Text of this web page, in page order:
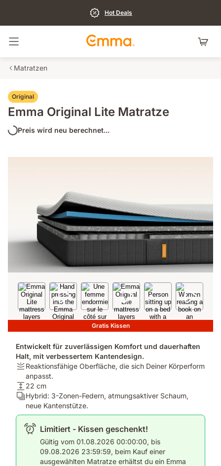
Hot Deals
Navigation umschalten
Matratzen
Original
Emma Original Lite Matratze
Preis wird neu berechnet...
Gratis Kissen
Entwickelt für zuverlässigen Komfort und dauerhaften
Halt, mit verbessertem Kantendesign.
Firmness:
Reaktionsfähige
Oberfläche,
die
sich
Deiner
Körperform
anpasst.
Reaktionsfähige Oberfläche, die sich Deiner Körperform
anpasst.
Matratzenhöhe:
22
22 cm
Ergonomie/Zonen:
Hybrid:
3-
Zonen-
Federn,
atmungsaktiver
Schaum,
Hybrid: 3-Zonen-Federn, atmungsaktiver Schaum,
neue Kantenstütze.
Limitiert - Kissen geschenkt!
Gültig vom 01.08.2026 00:00:00, bis
09.08.2026 23:59:59, beim Kauf einer
ausgewählten Matratze erhältst du ein Emma